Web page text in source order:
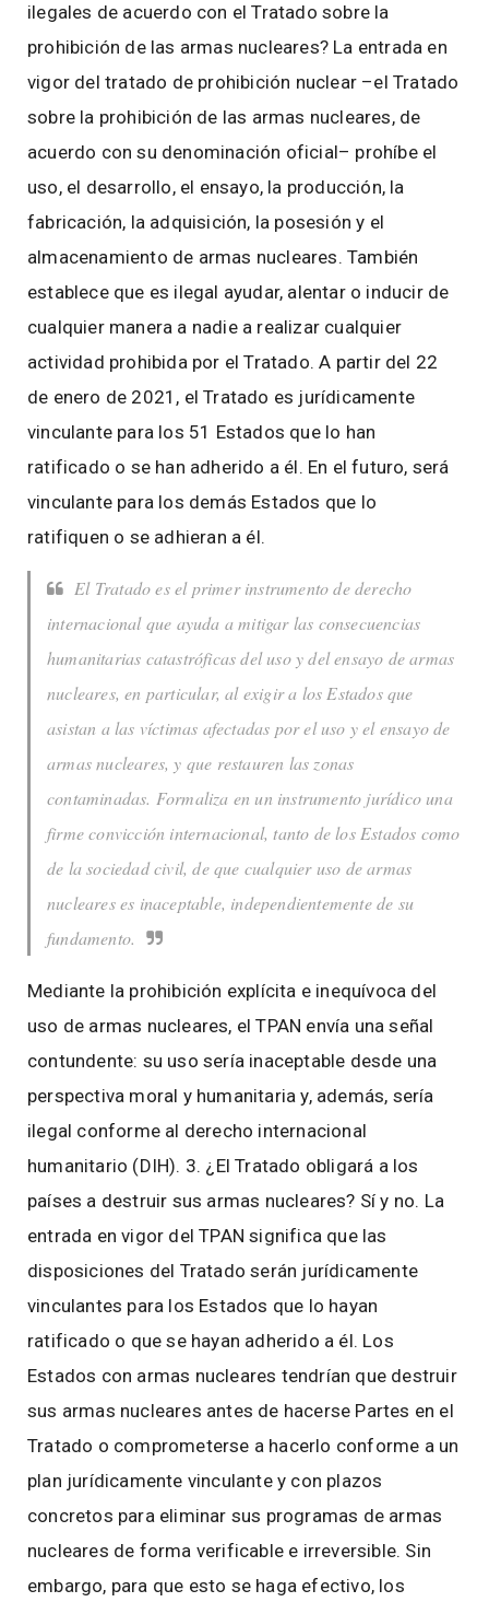
ilegales de acuerdo con el Tratado sobre la
prohibición de las armas nucleares? La entrada en
vigor del tratado de prohibición nuclear –el Tratado
sobre la prohibición de las armas nucleares, de
acuerdo con su denominación oficial– prohíbe el
uso, el desarrollo, el ensayo, la producción, la
fabricación, la adquisición, la posesión y el
almacenamiento de armas nucleares. También
establece que es ilegal ayudar, alentar o inducir de
cualquier manera a nadie a realizar cualquier
actividad prohibida por el Tratado. A partir del 22
de enero de 2021, el Tratado es jurídicamente
vinculante para los 51 Estados que lo han
ratificado o se han adherido a él. En el futuro, será
vinculante para los demás Estados que lo
ratifiquen o se adhieran a él.
El Tratado es el primer instrumento de derecho
internacional que ayuda a mitigar las consecuencias
humanitarias catastróficas del uso y del ensayo de armas
nucleares, en particular, al exigir a los Estados que
asistan a las víctimas afectadas por el uso y el ensayo de
armas nucleares, y que restauren las zonas
contaminadas. Formaliza en un instrumento jurídico una
firme convicción internacional, tanto de los Estados como
de la sociedad civil, de que cualquier uso de armas
nucleares es inaceptable, independientemente de su
fundamento.
Mediante la prohibición explícita e inequívoca del
uso de armas nucleares, el TPAN envía una señal
contundente: su uso sería inaceptable desde una
perspectiva moral y humanitaria y, además, sería
ilegal conforme al derecho internacional
humanitario (DIH). 3. ¿El Tratado obligará a los
países a destruir sus armas nucleares? Sí y no. La
entrada en vigor del TPAN significa que las
disposiciones del Tratado serán jurídicamente
vinculantes para los Estados que lo hayan
ratificado o que se hayan adherido a él. Los
Estados con armas nucleares tendrían que destruir
sus armas nucleares antes de hacerse Partes en el
Tratado o comprometerse a hacerlo conforme a un
plan jurídicamente vinculante y con plazos
concretos para eliminar sus programas de armas
nucleares de forma verificable e irreversible. Sin
embargo, para que esto se haga efectivo, los